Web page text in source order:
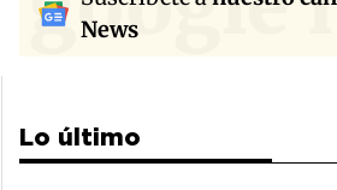
News
Lo último